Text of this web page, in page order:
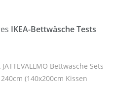
IKEA-Bettwäsche Tests
Bettwäsche Sets
(140x200cm Kissen